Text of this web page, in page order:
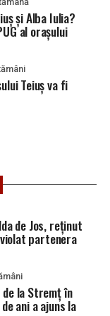
evacuare din
va trece la
străzii Horea,
până la
locale, lucrările
atât creșterea
legate
la finalizarea
să respecte
prudență în
reprezentanților
Teiuș și ai
cu care vom
de utilizarea în
le dețineți”
și Alba Iulia?
al orașului
Teiuș va fi
de Jos, reținut
partenera
la Stremț în
ani a ajuns la